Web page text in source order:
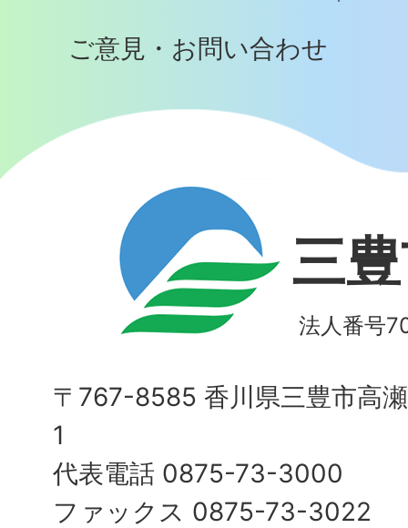
ご意見・お問い合わせ
三
法人番号
〒767-8585 香川県三豊市高
1
代表電話 0875-73-3000
ファックス 0875-73-3022